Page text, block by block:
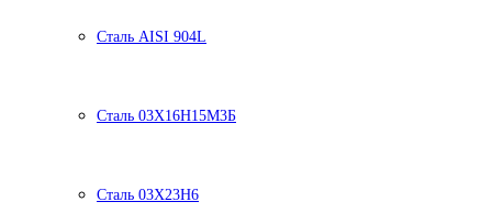
Сталь AISI 904L
Сталь 03Х16Н15М3Б
Сталь 03Х23Н6